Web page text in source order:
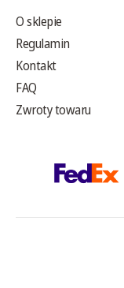
O sklepie
Regulamin
Kontakt
FAQ
Zwroty towaru